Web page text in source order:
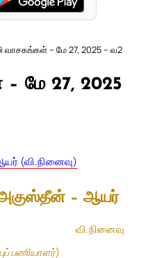
வாசகங்கள் – மே 27, 2025 – வ2
– மே 27, 2025
(வி.நினைவு)
அகுஸ்தீன் – ஆயர்
வி.நினைவு
பணியாளர்)